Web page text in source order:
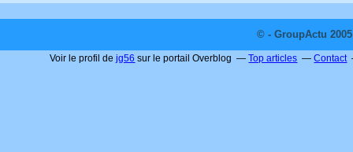
© - GroupActu
Voir le profil dejg56 sur le portail Overblog Top articles Contact